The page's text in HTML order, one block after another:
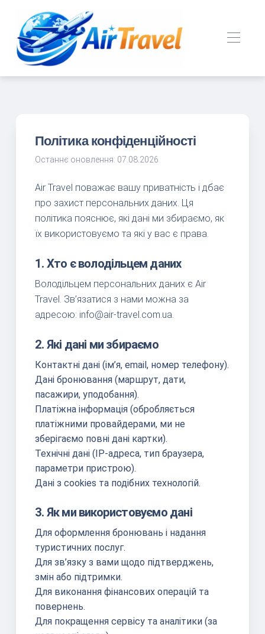
Політика конфіденційності
Останнє оновлення: 07.08.2026
Air Travel поважає вашу приватність і дбає
про захист персональних даних. Ця
політика пояснює, які дані ми збираємо, як
їх використовуємо та які у вас є права.
1. Хто є володільцем даних
Володільцем персональних даних є Air
Travel. Зв’язатися з нами можна за
адресою: info@air-travel.com.ua.
2. Які дані ми збираємо
Контактні дані (ім’я, email, номер телефону).
Дані бронювання (маршрут, дати,
пасажири, уподобання).
Платіжна інформація (обробляється
платіжними провайдерами, ми не
зберігаємо повні дані картки).
Технічні дані (IP-адреса, тип браузера,
параметри пристрою).
Дані з cookies та подібних технологій.
3. Як ми використовуємо дані
Для оформлення бронювань і надання
туристичних послуг.
Для зв’язку з вами щодо підтверджень,
змін або підтримки.
Для виконання фінансових операцій та
повернень.
Для покращення сервісу та аналітики (за